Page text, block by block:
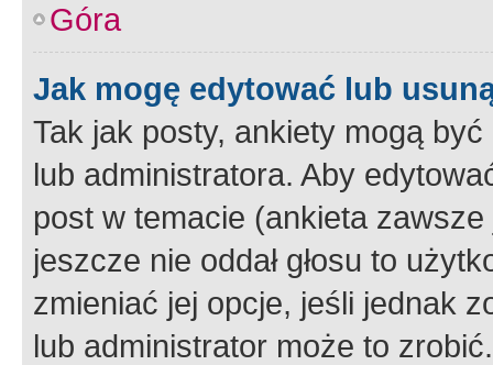
Góra
Jak mogę edytować lub
Tak jak posty, ankiety mogą
lub administratora. Aby
post w temacie (ankieta
jeszcze nie oddał głosu to
zmieniać jej opcje, jeśli jednak
lub administrator może to